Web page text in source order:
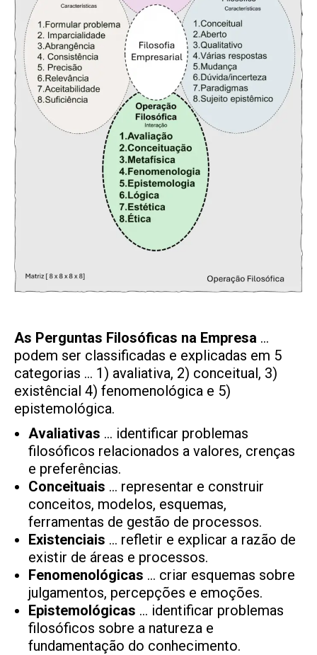
As Perguntas Filosóficas na Empresa …
podem ser classificadas e explicadas em 5
categorias … 1) avaliativa, 2) conceitual, 3)
existêncial 4) fenomenológica e 5)
epistemológica.
Avaliativas … identificar problemas
filosóficos relacionados a valores, crenças
e preferências.
Conceituais … representar e construir
conceitos, modelos, esquemas,
ferramentas de gestão de processos.
Existenciais … refletir e explicar a razão de
existir de áreas e processos.
Fenomenológicas … criar esquemas sobre
julgamentos, percepções e emoções.
Epistemológicas … identificar problemas
filosóficos sobre a natureza e
fundamentação do conhecimento.